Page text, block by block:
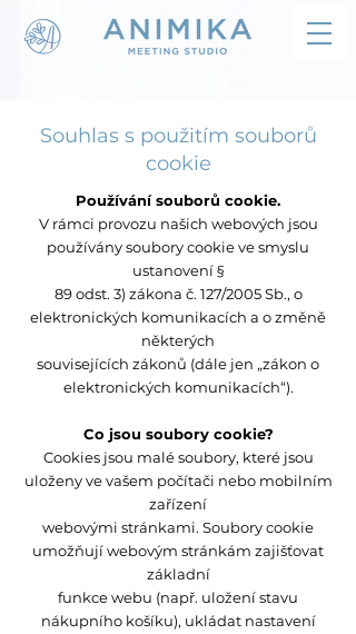
Souhlas s použitím souborů
cookie
Používání souborů cookie.
V rámci provozu našich webových jsou
používány soubory cookie ve smyslu
ustanovení §
89 odst. 3) zákona č. 127/2005 Sb., o
elektronických komunikacích a o změně
některých
souvisejících zákonů (dále jen „zákon o
elektronických komunikacích“).
Co jsou soubory cookie?
Cookies jsou malé soubory, které jsou
uloženy ve vašem počítači nebo mobilním
zařízení
webovými stránkami. Soubory cookie
umožňují webovým stránkám zajišťovat
základní
funkce webu (např. uložení stavu
nákupního košíku), ukládat nastavení